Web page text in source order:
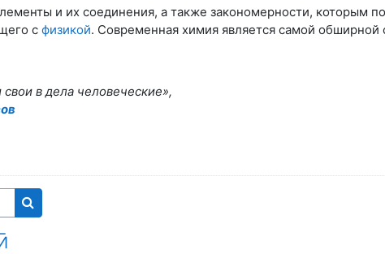
и их соединения, а также закономерности, которым
с физикой. Современная химия является самой обширной
в дела человеческие»,
Search courses